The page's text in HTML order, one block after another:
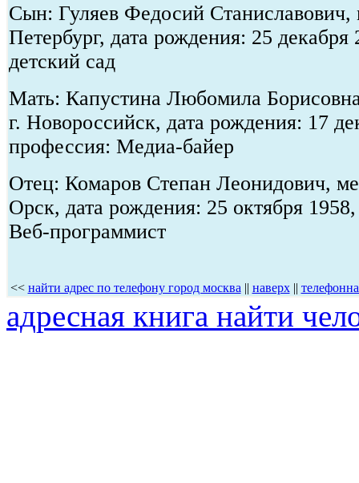
Сын: Гуляев Федосий Станиславович,
Петербург, дата рождения: 25
детский сад
Мать: Капустина Любомила
г. Новороссийск, дата рождения: 17
профессия: Медиа-байер
Отец: Комаров Степан Леонидович,
Орск, дата рождения: 25 октября
Веб-программист
<< найти адрес по телефону город москва || наверх||
адресная книга найти